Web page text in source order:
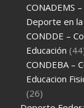
CONADEMS
Deporte en
CONDDE –
Educación
CONDEBA –
Educacion
(26)